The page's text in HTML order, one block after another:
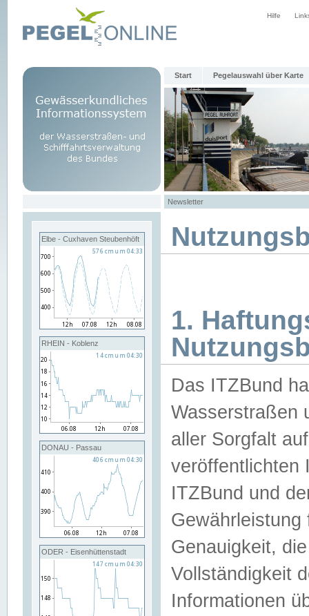
Hilfe
Start Pegelauswahl über Karte
Newsletter
Elbe - Cuxhaven Steubenhöft
RHEIN - Koblenz
DONAU - Passau
ODER - Eisenhüttenstadt
1.
Das ITZBund
Wasserstraßen
aller Sorgfalt
veröffentlichten
ITZBund und
Genauigkeit,
Vollständigkeit
Informationen